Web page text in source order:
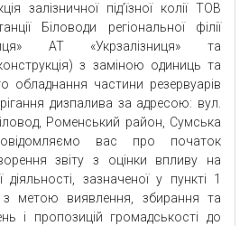
залізничної під’їзної колії ТОВ
Біловоди регіональної філії
АТ «Укрзалізниця» та
з заміною одиниць та
обладнання частини резервуарів
дизпалива за адресою: вул.
Роменський район, Сумська
вас про початок
звіту з оцінки впливу на
діяльності, зазначеної у пункті 1
метою виявлення, збирання та
і пропозицій громадськості до